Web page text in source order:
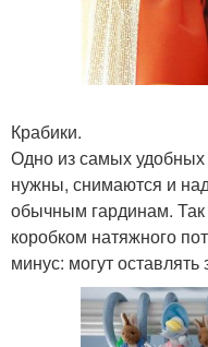
Крабики.
Одно из самых
нужны, снимаются и
обычным гардинам. Так
коробком натяжного
минус: могут оставлять